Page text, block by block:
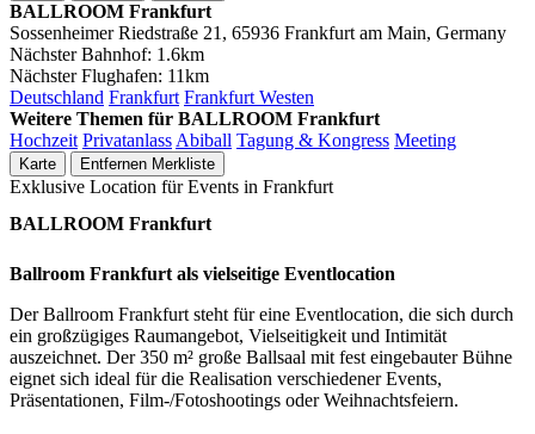
BALLROOM Frankfurt
Sossenheimer Riedstraße 21, 65936 Frankfurt am Main, Germany
Nächster Bahnhof: 1.6km
Nächster Flughafen: 11km
Deutschland Frankfurt Frankfurt Westen
Weitere Themen für BALLROOM Frankfurt
Hochzeit Privatanlass Abiball Tagung & Kongress Meeting
Karte Entfernen Merkliste
Exklusive Location für Events in Frankfurt
BALLROOM Frankfurt
Ballroom Frankfurt als vielseitige Eventlocation
Der Ballroom Frankfurt steht für eine Eventlocation, die sich durch
ein großzügiges Raumangebot, Vielseitigkeit und Intimität
auszeichnet. Der 350 m² große Ballsaal mit fest eingebauter Bühne
eignet sich ideal für die Realisation verschiedener Events,
Präsentationen, Film-/Fotoshootings oder Weihnachtsfeiern.